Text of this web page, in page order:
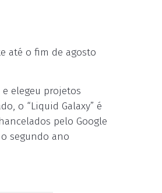
até o fim de agosto
elegeu projetos
o “Liquid Galaxy” é
pelo Google
segundo ano